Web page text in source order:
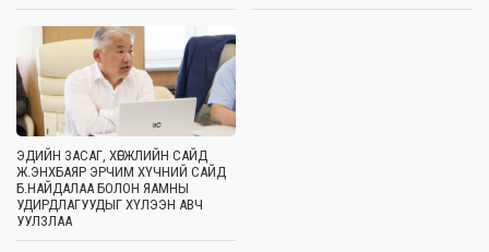
ЭДИЙН ЗАСАГ, ХӨГЖЛИЙН САЙД
Ж.ЭНХБАЯР ЭРЧИМ ХҮЧНИЙ САЙД
Б.НАЙДАЛАА БОЛОН ЯАМНЫ
УДИРДЛАГУУДЫГ ХҮЛЭЭН АВЧ
УУЛЗЛАА